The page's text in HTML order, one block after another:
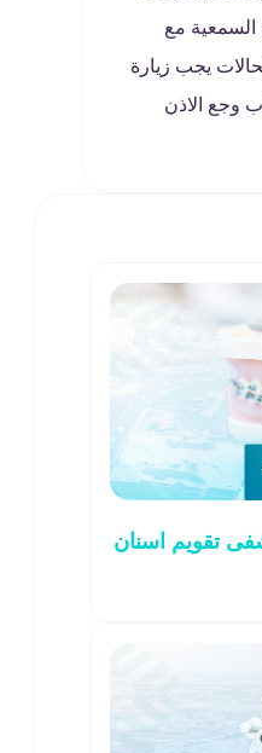
السمعية مع
يجب زيارة
وجع الاذن
تقويم اسنان